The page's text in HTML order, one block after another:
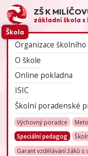
ZŠ K
základní škola s
Škola
Organizace
O škole
Online pokladna
ISIC
Školní poradenské
Výchovný poradce
Speciální pedagog
Garant vzdělávání žáků s